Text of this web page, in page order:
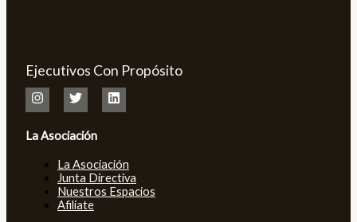
Ejecutivos Con Propósito
La Asociación
La Asociación
Junta Directiva
Nuestros Espacios
Afiliate